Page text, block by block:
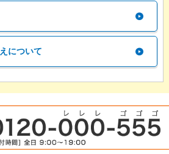
について